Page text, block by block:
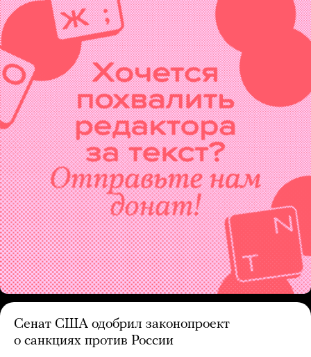
Сенат США одобрил законопроект
о санкциях против России